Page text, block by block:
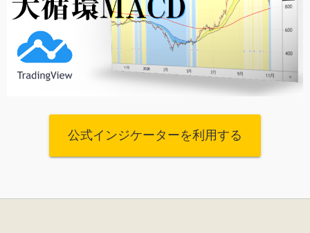
公式インジケーターを利用する